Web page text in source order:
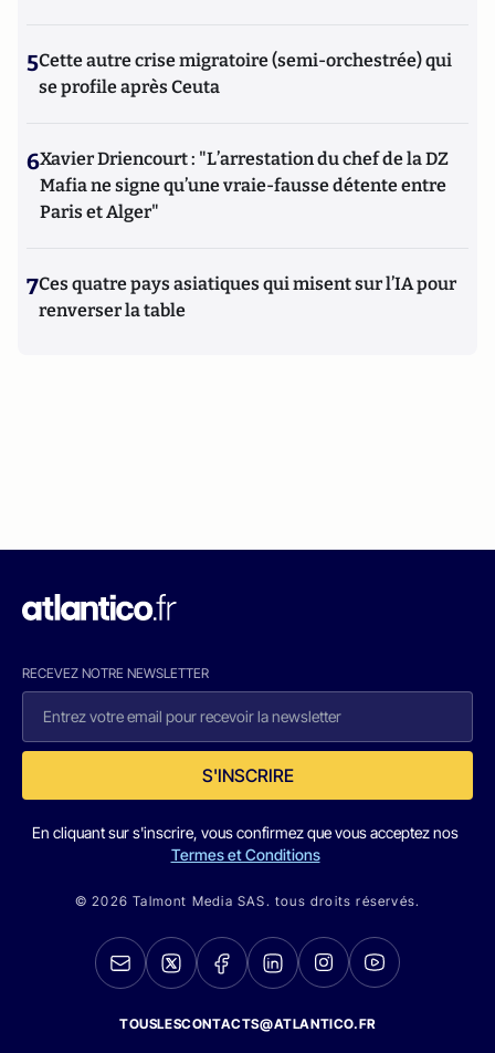
5Cette autre crise migratoire (semi-orchestrée) qui
se profile après Ceuta
6Xavier Driencourt : "L’arrestation du chef de la DZ
Mafia ne signe qu’une vraie-fausse détente entre
Paris et Alger"
7Ces quatre pays asiatiques qui misent sur l’IA pour
renverser la table
RECEVEZ NOTRE NEWSLETTER
S'INSCRIRE
En cliquant sur s'inscrire, vous confirmez que vous acceptez nos
Termes et Conditions
© 2026 Talmont Media SAS. tous droits réservés.
TOUSLESCONTACTS@ATLANTICO.FR